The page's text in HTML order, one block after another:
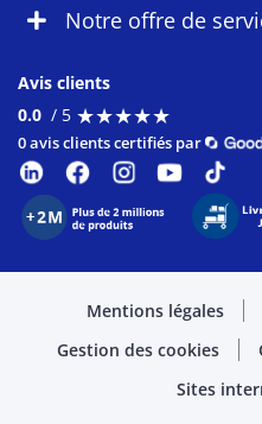
Notre offre de
Avis clients
0.0 / 5 ★★★★★
★★★★★
0 avis clients certifiés par
Mentions légales
Gestion des cookies
Sites